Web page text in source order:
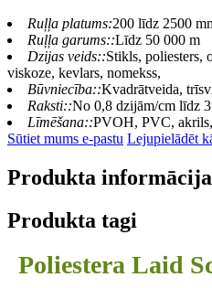
Ruļļa platums:200 līdz 2500
Ruļļa garums::Līdz 50 000 m
Dzijas veids::Stikls, poliesters,
viskoze, kevlars, nomekss,
Būvniecība::Kvadrātveida,
Raksti::No 0,8 dzijām/cm līdz
Līmēšana::PVOH, PVC,
Sūtiet mums e-pastu Lejupielādēt
Produkta informācija
Produkta tagi
Poliestera Laid